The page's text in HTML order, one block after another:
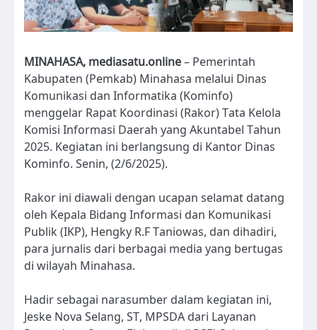
MINAHASA, mediasatu.online– Pemerintah
Kabupaten (Pemkab) Minahasa melalui Dinas
Komunikasi dan Informatika (Kominfo)
menggelar Rapat Koordinasi (Rakor) Tata Kelola
Komisi Informasi Daerah yang Akuntabel Tahun
2025. Kegiatan ini berlangsung di Kantor Dinas
Kominfo. Senin, (2/6/2025).
Rakor ini diawali dengan ucapan selamat datang
oleh Kepala Bidang Informasi dan Komunikasi
Publik (IKP), Hengky R.F Taniowas, dan dihadiri,
para jurnalis dari berbagai media yang bertugas
di wilayah Minahasa.
Hadir sebagai narasumber dalam kegiatan ini,
Jeske Nova Selang, ST, MPSDA dari Layanan